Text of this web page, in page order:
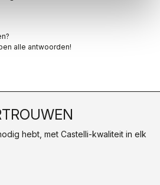
alle antwoorden!
hebt, met Castelli-kwaliteit in elk